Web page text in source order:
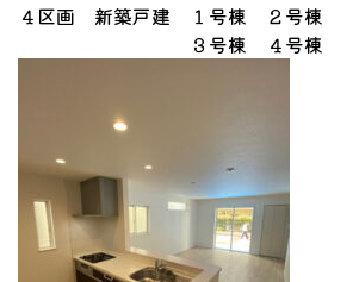
４区画 新築戸建 １号棟 ２号棟
３号棟 ４号棟